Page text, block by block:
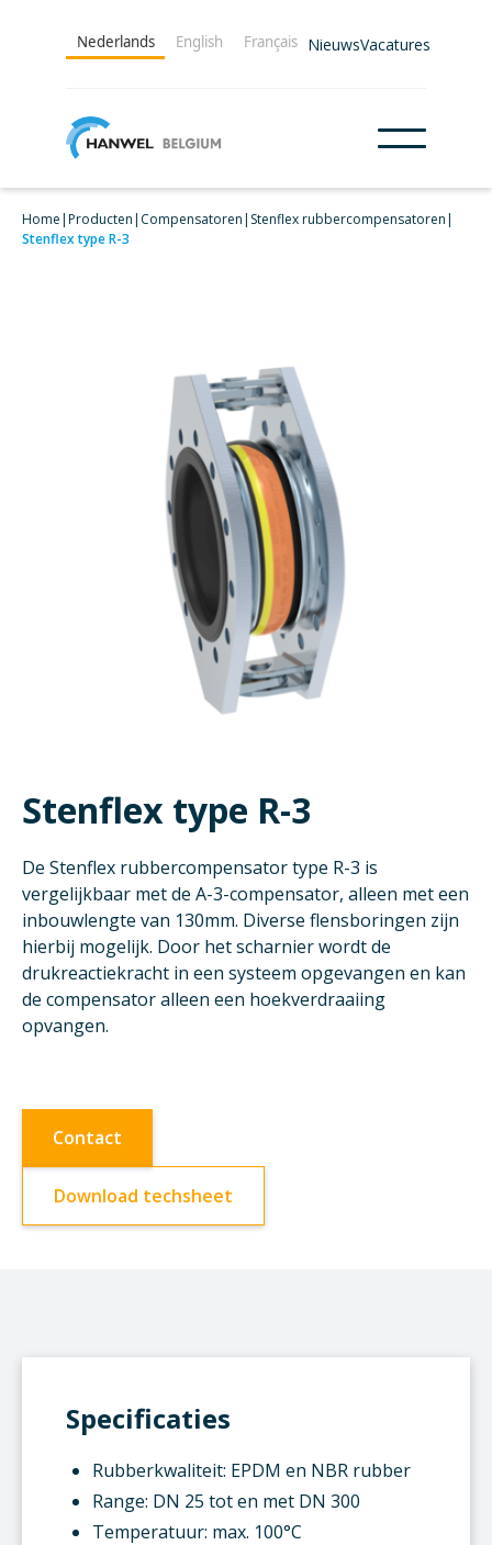
Nederlands English Français NieuwsVacatures
Home|Producten| Compensatoren| Stenflex rubbercompensatoren|
Stenflex type R-3
Stenflex type R-3
De Stenflex rubbercompensator type R-3 is
vergelijkbaar met de A-3-compensator, alleen met een
inbouwlengte van 130mm. Diverse flensboringen zijn
hierbij mogelijk. Door het scharnier wordt de
drukreactiekracht in een systeem opgevangen en kan
de compensator alleen een hoekverdraaiing
opvangen.
Contact
Download techsheet
Specificaties
Rubberkwaliteit: EPDM en NBR rubber
Range: DN 25 tot en met DN 300
Temperatuur: max. 100°C